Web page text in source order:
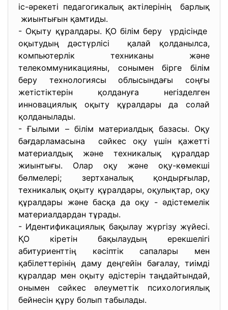
іс-әрекеті педагогикалық актілерінің барлық
жиынтығын қамтиды.
- Оқыту құралдары. ҚО білім беру үрдісінде
оқытудың дәстүрлісі қалай қолданылса,
компьютерлік техниканы және
телекоммуникацияны, сонымен бірге білім
беру технологиясы облысындағы соңғы
жетістіктерін қолдануға негізделген
инновациялық оқыту құралдары да солай
қолданылады.
- Ғылыми – білім материалдық базасы. Оқу
бағдарламасына сәйкес оқу үшін қажетті
материалдық және техникалық құралдар
жиынтығы. Олар оқу және оқу-көмекші
бөлмелері; зертханалық қондырғылар,
техникалық оқыту құралдары, оқулықтар, оқу
құралдары және басқа да оқу - әдістемелік
материалдардан тұрады.
- Идентификациялық бақылау жүргізу жүйесі.
ҚО кіретін бақылаудың ерекшелігі
абитуриенттің кәсіптік сапалары мен
қабілеттерінің даму деңгейін бағалау, тиімді
құралдар мен оқыту әдістерін таңдайтындай,
онымен сәйкес әлеуметтік психологиялық
бейнесін құру болып табылады.